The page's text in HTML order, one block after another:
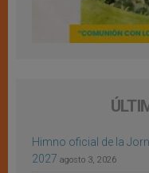
Himno oficial de la
2027 agosto 3, 2026